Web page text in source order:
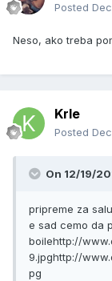
Posted
Neso, ako treba
Krle
Posted
On 12/19/
pripreme za
e sad cemo da
boilehttp://
9.jpghttp://
pg